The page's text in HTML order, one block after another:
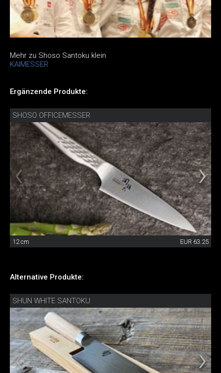
Mehr zu Shoso Santoku klein
KAIMESSER
Ergänzende Produkte:
SHOSO OFFICEMESSER
12 cm EUR 63.25
Alternative Produkte:
SHUN WHITE SANTOKU